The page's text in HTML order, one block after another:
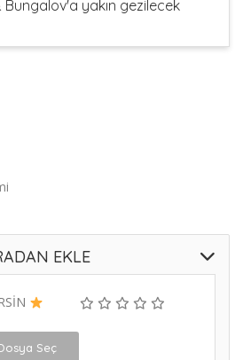
Bungalov'a yakın gezilecek
EKLE
Seç